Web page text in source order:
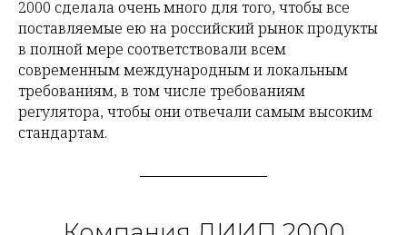
2000 сделала очень много для того, чтобы все
поставляемые ею на российский рынок продукты
в полной мере соответствовали всем
современным международным и локальным
требованиям, в том числе требованиям
регулятора, чтобы они отвечали самым высоким
стандартам.